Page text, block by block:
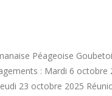
Péageoise
: Mardi 6 octobre
23 octobre 2025